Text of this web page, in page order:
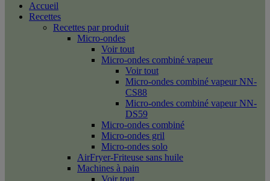
Accueil
Recettes
Recettes par produit
Micro-ondes
Voir tout
Micro-ondes combiné vapeur
Voir tout
Micro-ondes combiné vapeur NN-
CS88
Micro-ondes combiné vapeur NN-
DS59
Micro-ondes combiné
Micro-ondes gril
Micro-ondes solo
AirFryer-Friteuse sans huile
Machines à pain
Voir tout